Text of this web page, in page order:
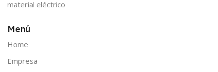
material eléctrico
Menú
Home
Empresa